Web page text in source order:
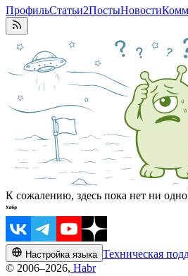
ПрофильСтатьи2ПостыНовости
К сожалению, здесь пока нет ни
Настройка языка Техническая
© 2006–2026, Habr